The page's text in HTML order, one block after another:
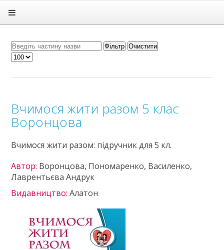
Підручники
ГДЗ
Статті
Зв'язок
Фільтр Очистити
Вчимося жити разом 5 клас
Воронцова
Вчимося жити разом: підручник для 5 кл.
Автор: Воронцова, Пономаренко, Василенко,
Лаврентьєва Андрук
Видавництво:Алатон